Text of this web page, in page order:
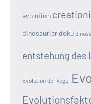
evolution
dinosaurier doku
entstehung des
Evolution der Vögel